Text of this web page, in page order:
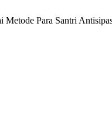
Metode Para Santri